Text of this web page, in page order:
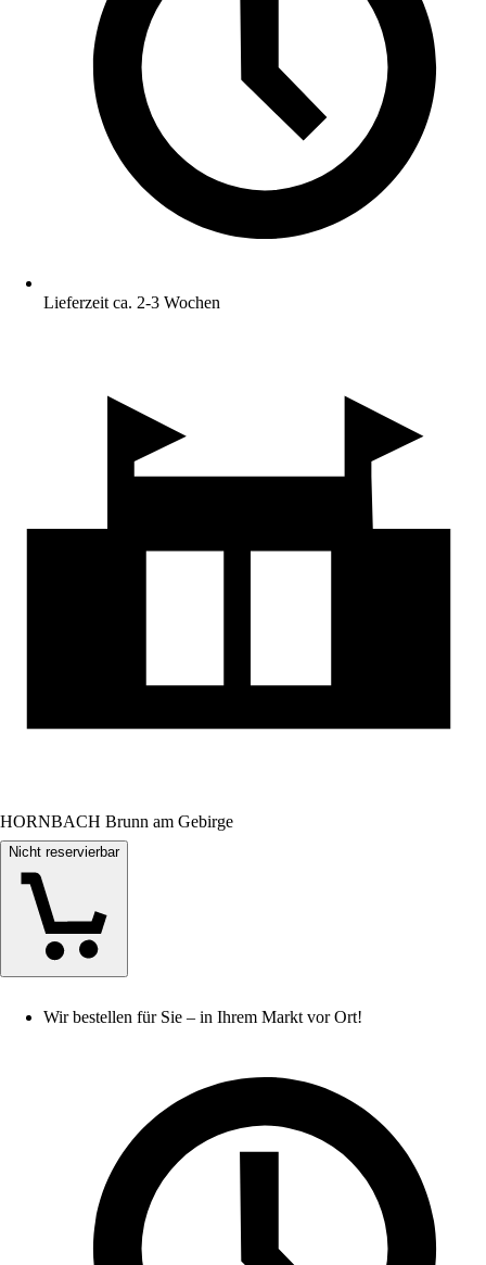
Lieferzeit ca. 2-3 Wochen
HORNBACH Brunn am Gebirge
Nicht reservierbar
Wir bestellen für Sie – in Ihrem Markt vor Ort!